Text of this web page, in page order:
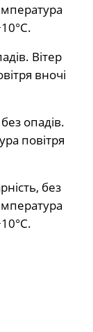
Вітер
вночі
опадів.
повітря
без